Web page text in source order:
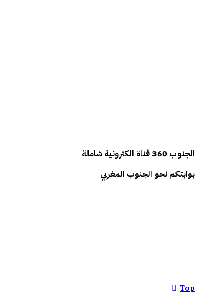
الجنوب 360قناة الكترونية شاملة
بوابتكم نحو الجنوب المغربي
Top